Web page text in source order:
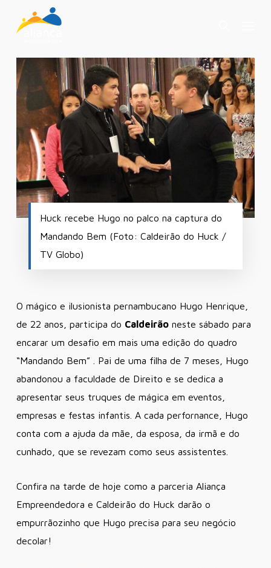
content
Huck recebe Hugo no palco na captura do
Mandando Bem (Foto: Caldeirão do Huck /
TV Globo)
O mágico e ilusionista pernambucano Hugo Henrique,
de 22 anos, participa do Caldeirãoneste sábado para
encarar um desafio em mais uma edição do quadro
“Mandando Bem” . Pai de uma filha de 7 meses, Hugo
abandonou a faculdade de Direito e se dedica a
apresentar seus truques de mágica em eventos,
empresas e festas infantis. A cada perfornance, Hugo
conta com a ajuda da mãe, da esposa, da irmã e do
cunhado, que se revezam como seus assistentes.
Confira na tarde de hoje como a parceria Aliança
Empreendedora e Caldeirão do Huck darão o
empurrãozinho que Hugo precisa para seu negócio
decolar!